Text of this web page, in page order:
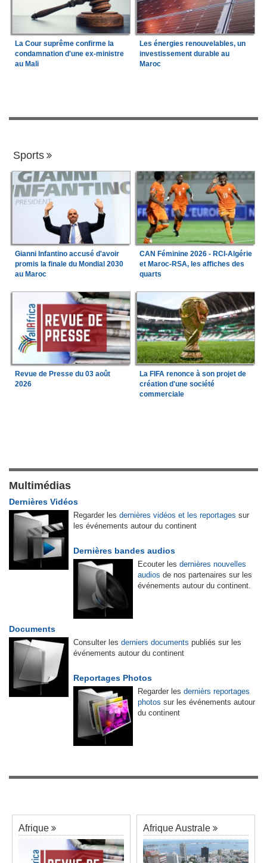
La Cour suprême confirme la
condamnation d'une ex-ministre
au Mali
Les énergies renouvelables, un
investissement durable au
Maroc
Sports
Gianni Infantino accusé d'avoir
promis la finale du Mondial 2030
au Maroc
CAN Féminine 2026 - RCI-Algérie
et Maroc-RSA, les affiches des
quarts
Revue de Presse du 03 août
2026
La FIFA renonce à son projet de
création d'une société
commerciale
Multimédias
Dernières Vidéos
Regarder les dernières vidéos et les reportages sur
les événements autour du continent
Dernières bandes audios
Ecouter les dernières nouvelles
audios de nos partenaires sur les
événements autour du continent.
Documents
Consulter les derniers documents publiés sur les
événements autour du continent
Reportages Photos
Regarder les dernièrs reportages
photos sur les événements autour
du continent
Afrique Afrique Australe